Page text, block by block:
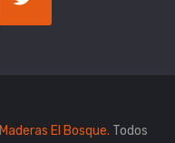
Maderas El Bosque. Todos